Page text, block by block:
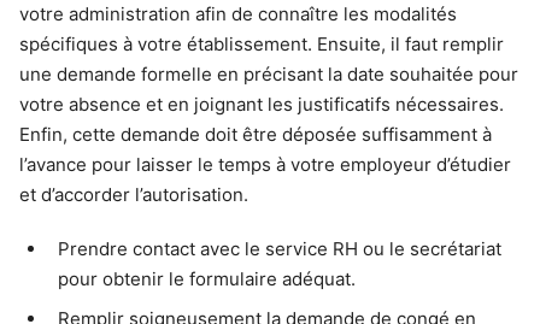
votre administration afin de connaître les modalités
spécifiques à votre établissement. Ensuite, il faut remplir
une demande formelle en précisant la date souhaitée pour
votre absence et en joignant les justificatifs nécessaires.
Enfin, cette demande doit être déposée suffisamment à
l’avance pour laisser le temps à votre employeur d’étudier
et d’accorder l’autorisation.
Prendre contact avec le service RH ou le secrétariat
pour obtenir le formulaire adéquat.
Remplir soigneusement la demande de congé en